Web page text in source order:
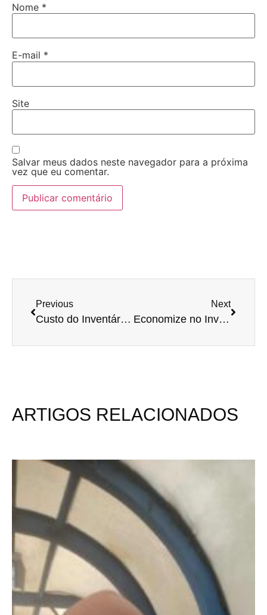
Nome *
E-mail *
Site
Salvar meus dados neste navegador para a próxima
vez que eu comentar.
Previous
Custo do Inventário: Qual o Impacto no Seu Bolso?
Next
Economize no Inventário: Tudo o Que Você Precisa Saber Sobre Custos
ARTIGOS RELACIONADOS